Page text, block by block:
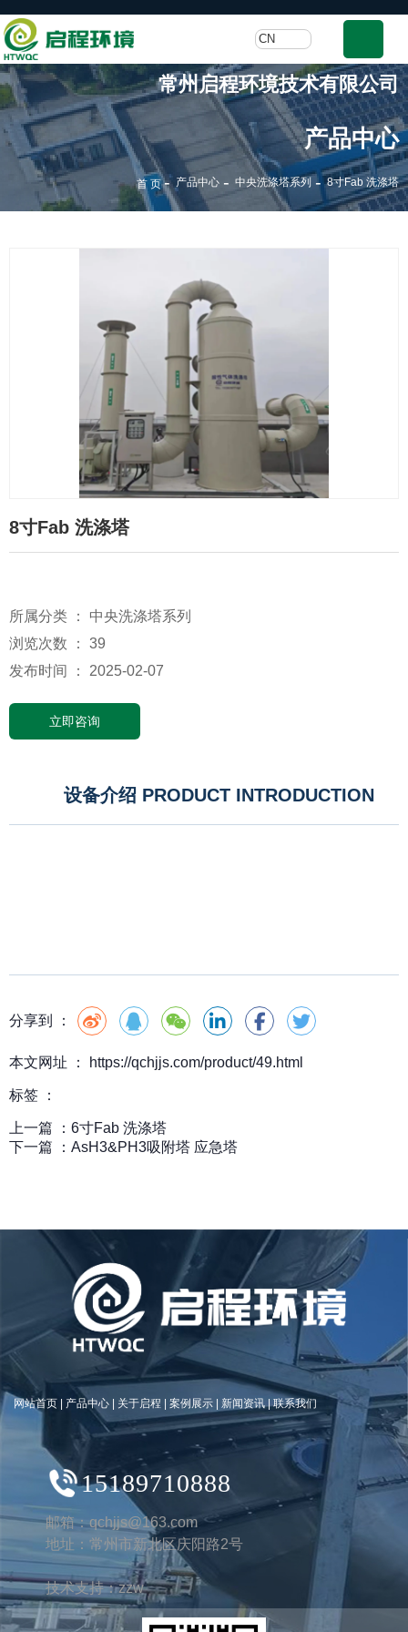
CN
常州启程环境技术有限公司
产品中心
首 页- 产品中心 - 中央洗涤塔系列 -8寸Fab 洗涤塔
8寸Fab 洗涤塔
所属分类 ：
中央洗涤塔系列
浏览次数 ： 39
发布时间 ： 2025-02-07
立即咨询
设备介绍 PRODUCT INTRODUCTION
分享到 ：
本文网址 ： https://qchjjs.com/product/49.html
标签 ：
上一篇 ： 6寸Fab 洗涤塔
下一篇 ： AsH3&PH3吸附塔 应急塔
网站首页 | 产品中心 | 关于启程 | 案例展示 | 新闻资讯|联系我们
15189710888
邮箱：qchjjs@163.com
地址：常州市新北区庆阳路2号
技术支持：zzw